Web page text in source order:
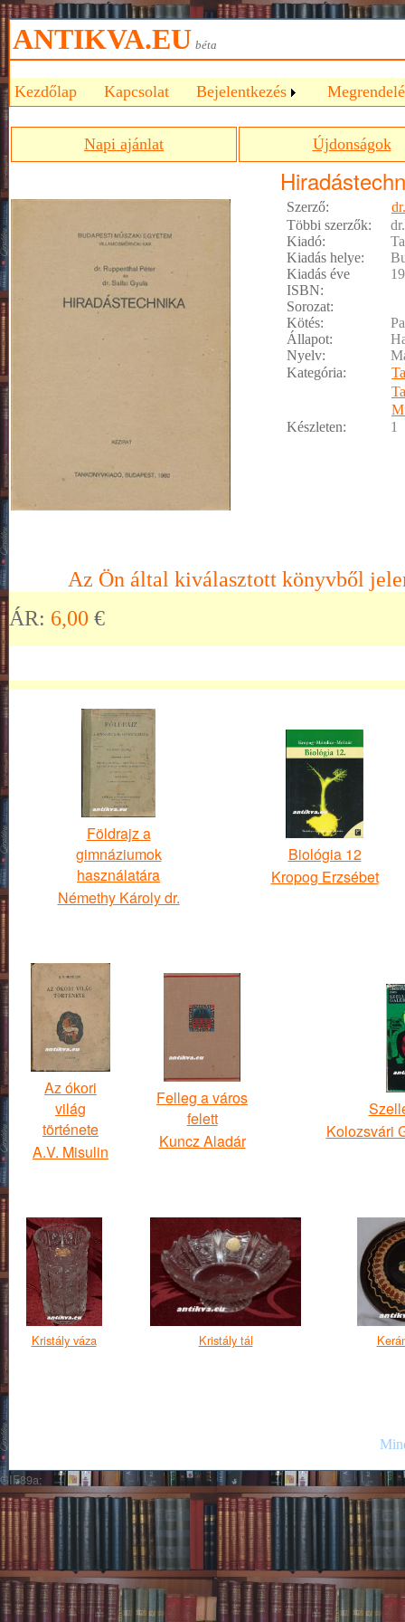
ANTIKVA.EU béta
Kezdőlap Kapcsolat Bejelentkezés
Napi ajánlat Újdonságok
Szerző:
Többi szerzők:
Kiadó:
Kiadás helye:
Kiadás éve
ISBN:
Sorozat:
Kötés:
Állapot:
Nyelv:
Kategória:
Készleten:
1
Az Ön által kiválasztott könyvből
ÁR: 6,00 €
Földrajz a
gimnáziumok
használatára
Némethy Károly dr.
Biológia 12
Kropog Erzsébet
Az ókori
világ
története
A.V. Misulin
Felleg a város
felett
Kuncz Aladár
Kolozsvári
Kristály váza Kristály tál
GIF89a;